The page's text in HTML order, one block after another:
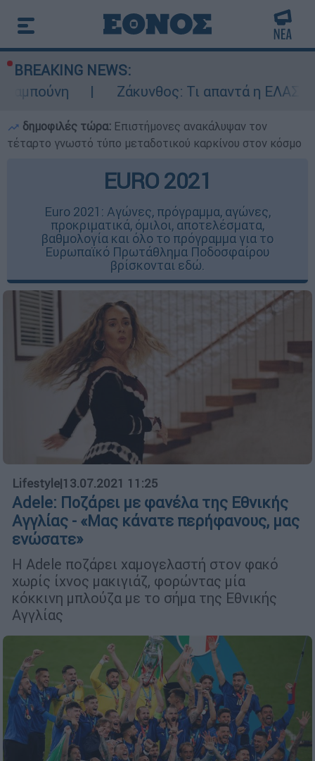
BREAKING NEWS:
Ζάκυνθος: Τι απαντά η ΕΛΑΣ για τους 8
δημοφιλές τώρα: Επιστήμονες ανακάλυψαν τον
τέταρτο γνωστό τύπο μεταδοτικού καρκίνου στον κόσμο
EURO 2021
Euro 2021: Αγώνες, πρόγραμμα, αγώνες,
προκριματικά, όμιλοι, αποτελέσματα,
βαθμολογία και όλο το πρόγραμμα για το
Ευρωπαϊκό Πρωτάθλημα Ποδοσφαίρου
βρίσκονται εδώ.
Lifestyle|13.07.2021 11:25
Adele: Ποζάρει με φανέλα της Eθνικής
Αγγλίας - «Μας κάνατε περήφανους, μας
ενώσατε»
Η Adele ποζάρει χαμογελαστή στον φακό
χωρίς ίχνος μακιγιάζ, φορώντας μία
κόκκινη μπλούζα με το σήμα της Εθνικής
Αγγλίας